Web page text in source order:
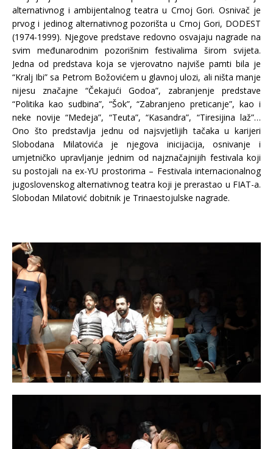
alternativnog i ambijentalnog teatra u Crnoj Gori. Osnivač je
prvog i jedinog alternativnog pozorišta u Crnoj Gori, DODEST
(1974-1999). Njegove predstave redovno osvajaju nagrade na
svim međunarodnim pozorišnim festivalima širom svijeta.
Jedna od predstava koja se vjerovatno najviše pamti bila je
“Kralj Ibi” sa Petrom Božovićem u glavnoj ulozi, ali ništa manje
nijesu značajne “Čekajući Godoa”, zabranjenje predstave
“Politika kao sudbina”, “Šok”, “Zabranjeno preticanje”, kao i
neke novije “Medeja”, “Teuta”, “Kasandra”, “Tiresijina laž”…
Ono što predstavlja jednu od najsvjetlijih tačaka u karijeri
Slobodana Milatovića je njegova inicijacija, osnivanje i
umjetničko upravljanje jednim od najznačajnijih festivala koji
su postojali na ex-YU prostorima – Festivala internacionalnog
jugoslovenskog alternativnog teatra koji je prerastao u FIAT-a.
Slobodan Milatović dobitnik je Trinaestojulske nagrade.